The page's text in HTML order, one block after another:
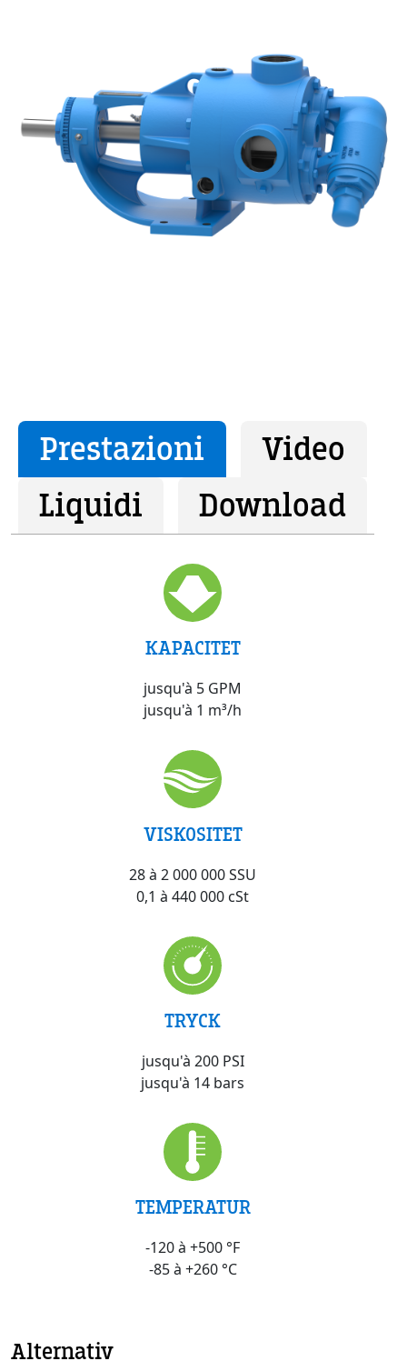
Prestazioni
Video
Liquidi
Download
KAPACITET
jusqu'à 5 GPM
jusqu'à 1 m³/h
VISKOSITET
28 à 2 000 000 SSU
0,1 à 440 000 cSt
TRYCK
jusqu'à 200 PSI
jusqu'à 14 bars
TEMPERATUR
-120 à +500 °F
-85 à +260 °C
Alternativ